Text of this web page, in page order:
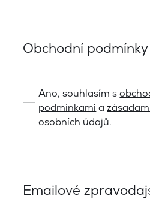
Obchodní podmínky
Ano, souhlasím s
podmínkami a
osobních údajů.
Emailové